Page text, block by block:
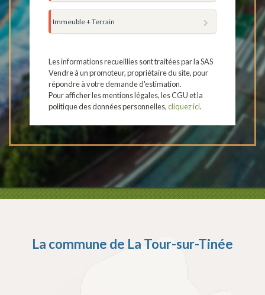
Immeuble + Terrain
Les informations recueillies sont traitées par la SAS
Vendre à un promoteur, propriétaire du site, pour
répondre à votre demande d'estimation.
Pour afficher les mentions légales, les CGU et la
politique des données personnelles,cliquez ici.
La commune de La Tour-sur-Tinée